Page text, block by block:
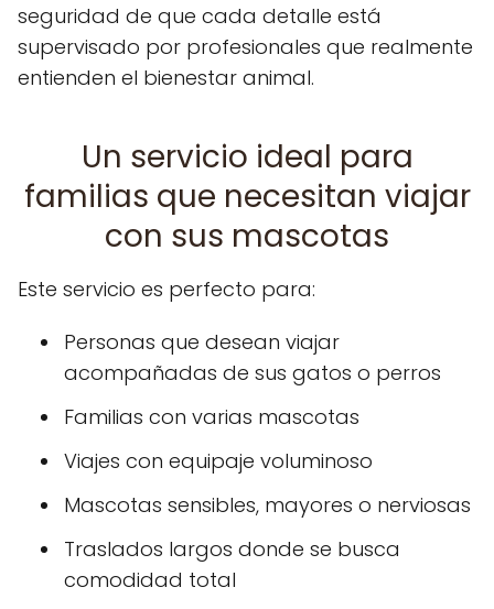
seguridad de que cada detalle está
supervisado por profesionales que realmente
entienden el bienestar animal.
Un servicio ideal para
familias que necesitan viajar
con sus mascotas
Este servicio es perfecto para:
Personas que desean viajar
acompañadas de sus gatos o perros
Familias con varias mascotas
Viajes con equipaje voluminoso
Mascotas sensibles, mayores o nerviosas
Traslados largos donde se busca
comodidad total